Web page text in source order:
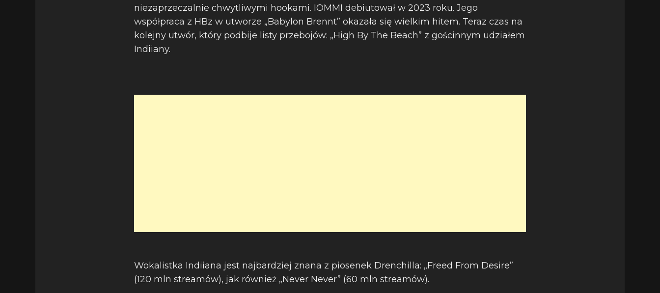
niezaprzeczalnie chwytliwymi hookami. IOMMI debiutował w 2023 roku. Jego
współpraca z HBz w utworze „Babylon Brennt” okazała się wielkim hitem. Teraz czas na
kolejny utwór, który podbije listy przebojów: „High By The Beach” z gościnnym udziałem
Indiiany.
Wokalistka Indiiana jest najbardziej znana z piosenek Drenchilla: „Freed From Desire”
(120 mln streamów), jak również „Never Never” (60 mln streamów).